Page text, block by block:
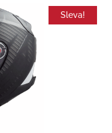
Sleva!